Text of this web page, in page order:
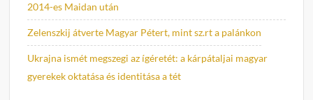
2014-es Maidan után
Zelenszkij átverte Magyar Pétert, mint sz.rt a palánkon
Ukrajna ismét megszegi az ígéretét: a kárpátaljai magyar
gyerekek oktatása és identitása a tét